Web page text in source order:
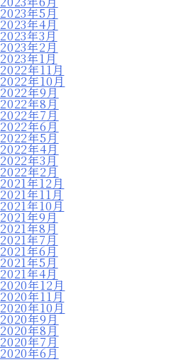
2023年5月
2023年4月
2023年3月
2023年2月
2023年1月
2022年11月
2022年10月
2022年9月
2022年8月
2022年7月
2022年6月
2022年5月
2022年4月
2022年3月
2022年2月
2021年12月
2021年11月
2021年10月
2021年9月
2021年8月
2021年7月
2021年6月
2021年5月
2021年4月
2020年12月
2020年11月
2020年10月
2020年9月
2020年8月
2020年7月
2020年6月